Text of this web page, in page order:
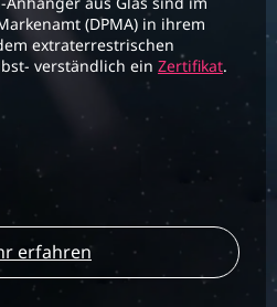
(DPMA) in ihrem
extraterrestrischen
verständlich ein Zertifikat.
erfahren